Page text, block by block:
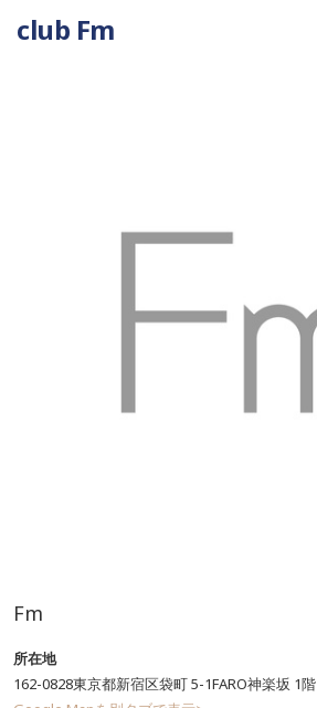
club Fm
Fm
所在地
162-0828東京都新宿区袋町 5-1FARO神楽坂 1階